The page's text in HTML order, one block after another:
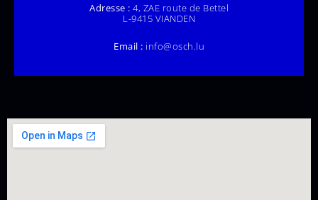
Adresse : 4, ZAE route de Bettel
L-9415 VIANDEN
Email : info@osch.lu